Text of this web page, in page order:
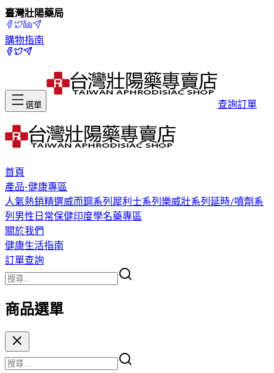
臺灣壯陽藥局
購物指南
選單 查詢訂單
首頁
產品-健康專區
人氣熱銷精選威而鋼系列 犀利士系列 樂威壯系列 延時/噴劑系
列 男性日常保健印度學名藥專區
關於我們
健康生活指南
訂單查詢
商品選單